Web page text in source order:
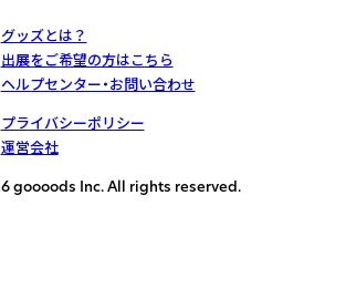
グッズとは？
出展をご希望の方はこちら
ヘルプセンター・お問い合わせ
プライバシーポリシー
運営会社
goooods Inc. All rights reserved.